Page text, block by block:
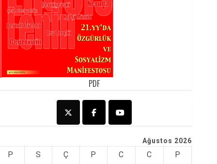
PDF
Ağustos 2026
P S Ç P C C P